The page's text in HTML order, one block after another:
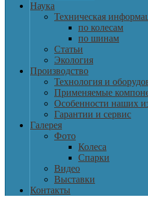
Наука
Техническая
по колесам
по шинам
Статьи
Экология
Производство
Технология и
Применяемые
Особенности наших
Гарантии и сервис
Галерея
Фото
Колеса
Спарки
Видео
Выставки
Контакты